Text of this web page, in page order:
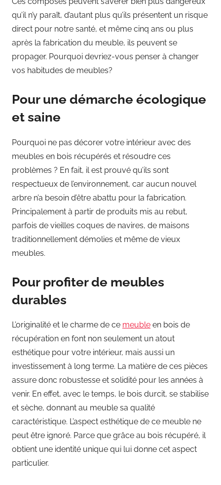
qu’il n’y paraît, d’autant plus qu’ils présentent un risque
direct pour notre santé, et même cinq ans ou plus
après la fabrication du meuble, ils peuvent se
propager. Pourquoi devriez-vous penser à changer
vos habitudes de meubles?
Pour une démarche écologique
et saine
Pourquoi ne pas décorer votre intérieur avec des
meubles en bois récupérés et résoudre ces
problèmes ? En fait, il est prouvé qu’ils sont
respectueux de l’environnement, car aucun nouvel
arbre n’a besoin d’être abattu pour la fabrication.
Principalement à partir de produits mis au rebut,
parfois de vieilles coques de navires, de maisons
traditionnellement démolies et même de vieux
meubles.
Pour profiter de meubles
durables
L’originalité et le charme de ce meuble en bois de
récupération en font non seulement un atout
esthétique pour votre intérieur, mais aussi un
investissement à long terme. La matière de ces pièces
assure donc robustesse et solidité pour les années à
venir. En effet, avec le temps, le bois durcit, se stabilise
et sèche, donnant au meuble sa qualité
caractéristique. L’aspect esthétique de ce meuble ne
peut être ignoré. Parce que grâce au bois récupéré, il
obtient une identité unique qui lui donne cet aspect
particulier.